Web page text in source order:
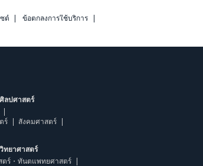
ต์
ข้อตกลงการใช้บริการ
ลปศาสตร์
ร์
สังคมศาสตร์
ทยาศาสตร์
ตร์・ทันตแพทยศาสตร์